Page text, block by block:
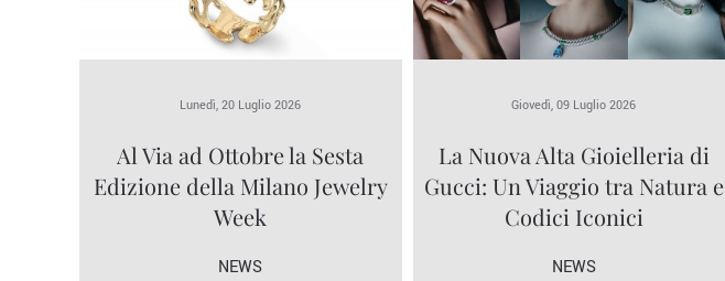
Lunedì, 20 Luglio 2026
Al Via ad Ottobre la Sesta
Edizione della Milano Jewelry
Week
NEWS
Giovedì, 09 Luglio 2026
La Nuova Alta Gioielleria di
Gucci: Un Viaggio tra Natura e
Codici Iconici
NEWS